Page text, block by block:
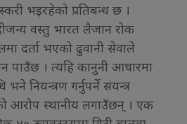
भइरहेको प्रतिबन्ध छ ।
वस्तु भारत लैजान रोक
दर्ता भएको ढुवानी सेवाले
पाउँछ । त्यहि कानुनी आधारमा
नियन्त्रण गर्नुपर्ने संयन्त्र
आरोप स्थानीय लगाउँछन् । एक